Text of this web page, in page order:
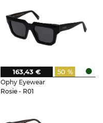
Ophy Eyewear
Rosie - R01
50 %
163,43 €